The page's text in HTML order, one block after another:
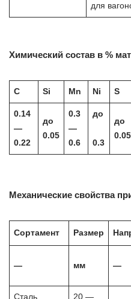
для
Химический состав в %
C Si Mn Ni S
0.14
—
0.22
до
0.05
0.3
—
0.6
до
0.3
до
0.05
Механические свойства
Сортамент Размер
— мм —
Сталь
20 —